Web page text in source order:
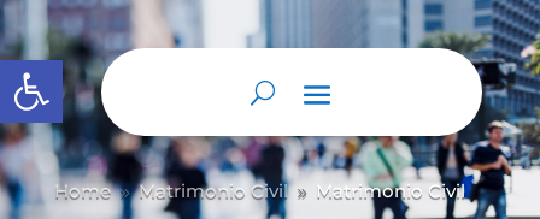
Abrir barra de herramientas
Home 9 Matrimonio Civil 9 Matrimonio Civil